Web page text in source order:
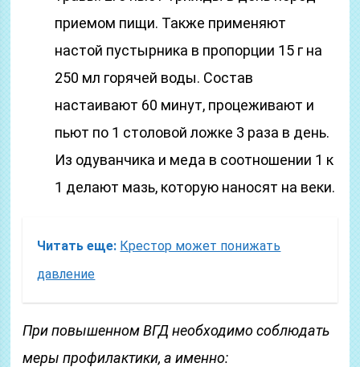
приемом пищи. Также применяют
настой пустырника в пропорции 15 г на
250 мл горячей воды. Состав
настаивают 60 минут, процеживают и
пьют по 1 столовой ложке 3 раза в день.
Из одуванчика и меда в соотношении 1 к
1 делают мазь, которую наносят на веки.
Читать еще: Крестор может понижать
давление
При повышенном ВГД необходимо соблюдать
меры профилактики, а именно: